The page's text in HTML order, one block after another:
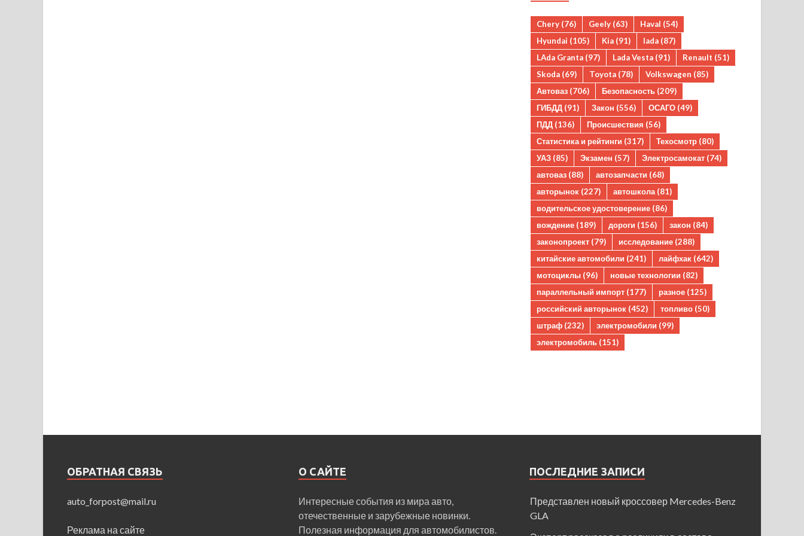
Chery (76) Geely (63) Haval (54)
Hyundai (105) Kia (91) lada (87)
LAda Granta (97) Lada Vesta (91) Renault (51)
Skoda (69) Toyota (78) Volkswagen (85)
Автоваз (706) Безопасность (209)
ГИБДД (91) Закон (556) ОСАГО (49)
ПДД (136) Происшествия (56)
Статистика и рейтинги (317) Техосмотр (80)
УАЗ (85) Экзамен (57) Электросамокат (74)
автоваз (88) автозапчасти (68)
авторынок (227) автошкола (81)
водительское удостоверение (86)
вождение (189) дороги (156) закон (84)
законопроект (79) исследование (288)
китайские автомобили (241) лайфхак (642)
мотоциклы (96) новые технологии (82)
параллельный импорт (177) разное (125)
российский авторынок (452) топливо (50)
штраф (232) электромобили (99)
электромобиль (151)
ОБРАТНАЯ СВЯЗЬ
auto_forpost@mail.ru
Реклама на сайте
О САЙТЕ
Интересные события из мира авто,
отечественные и зарубежные новинки.
Полезная информация для автомобилистов.
ПОСЛЕДНИЕ ЗАПИСИ
Представлен новый кроссовер Mercedes-Benz
GLA